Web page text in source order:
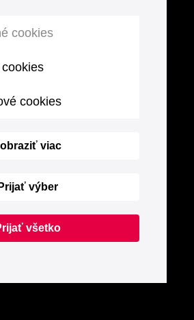
cookies
cookies
viac
Prijať výber
všetko